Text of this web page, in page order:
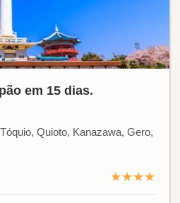
em 15 dias.
Quioto, Kanazawa, Gero,
★★★★